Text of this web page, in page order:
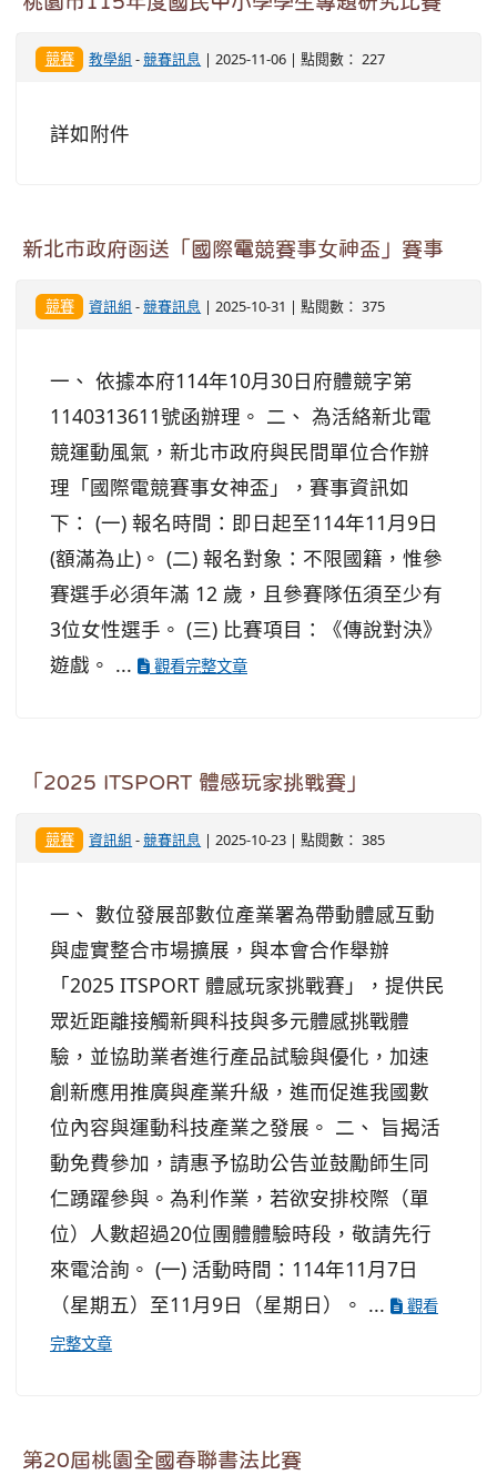
競賽 教學組 -競賽訊息 | 2025-11-06 | 點閱數： 227
詳如附件
新北市政府函送「國際電競賽事女神盃」賽事
競賽 資訊組 -競賽訊息 | 2025-10-31 | 點閱數： 375
一、 依據本府114年10月30日府體競字第
1140313611號函辦理。 二、 為活絡新北電
競運動風氣，新北市政府與民間單位合作辦
理「國際電競賽事女神盃」，賽事資訊如
下： (一) 報名時間：即日起至114年11月9日
(額滿為止)。 (二) 報名對象：不限國籍，惟參
賽選手必須年滿 12 歲，且參賽隊伍須至少有
3位女性選手。 (三) 比賽項目：《傳說對決》
遊戲。 ...
觀看完整文章
「2025 ITSPORT 體感玩家挑戰賽」
競賽 資訊組 -競賽訊息 | 2025-10-23 | 點閱數： 385
一、 數位發展部數位產業署為帶動體感互動
與虛實整合市場擴展，與本會合作舉辦
「2025 ITSPORT 體感玩家挑戰賽」，提供民
眾近距離接觸新興科技與多元體感挑戰體
驗，並協助業者進行產品試驗與優化，加速
創新應用推廣與產業升級，進而促進我國數
位內容與運動科技產業之發展。 二、 旨揭活
動免費參加，請惠予協助公告並鼓勵師生同
仁踴躍參與。為利作業，若欲安排校際（單
位）人數超過20位團體體驗時段，敬請先行
來電洽詢。 (一) 活動時間：114年11月7日
（星期五）至11月9日（星期日）。 ...
觀看
完整文章
第20屆桃園全國春聯書法比賽